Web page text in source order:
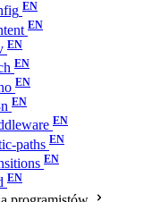
paths